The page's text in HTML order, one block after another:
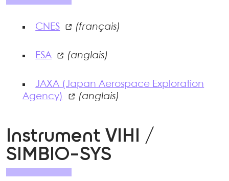
CNES (français)
ESA (anglais)
JAXA (Japan Aerospace Exploration
Agency)
(anglais)
Instrument VIHI /
SIMBIO-SYS